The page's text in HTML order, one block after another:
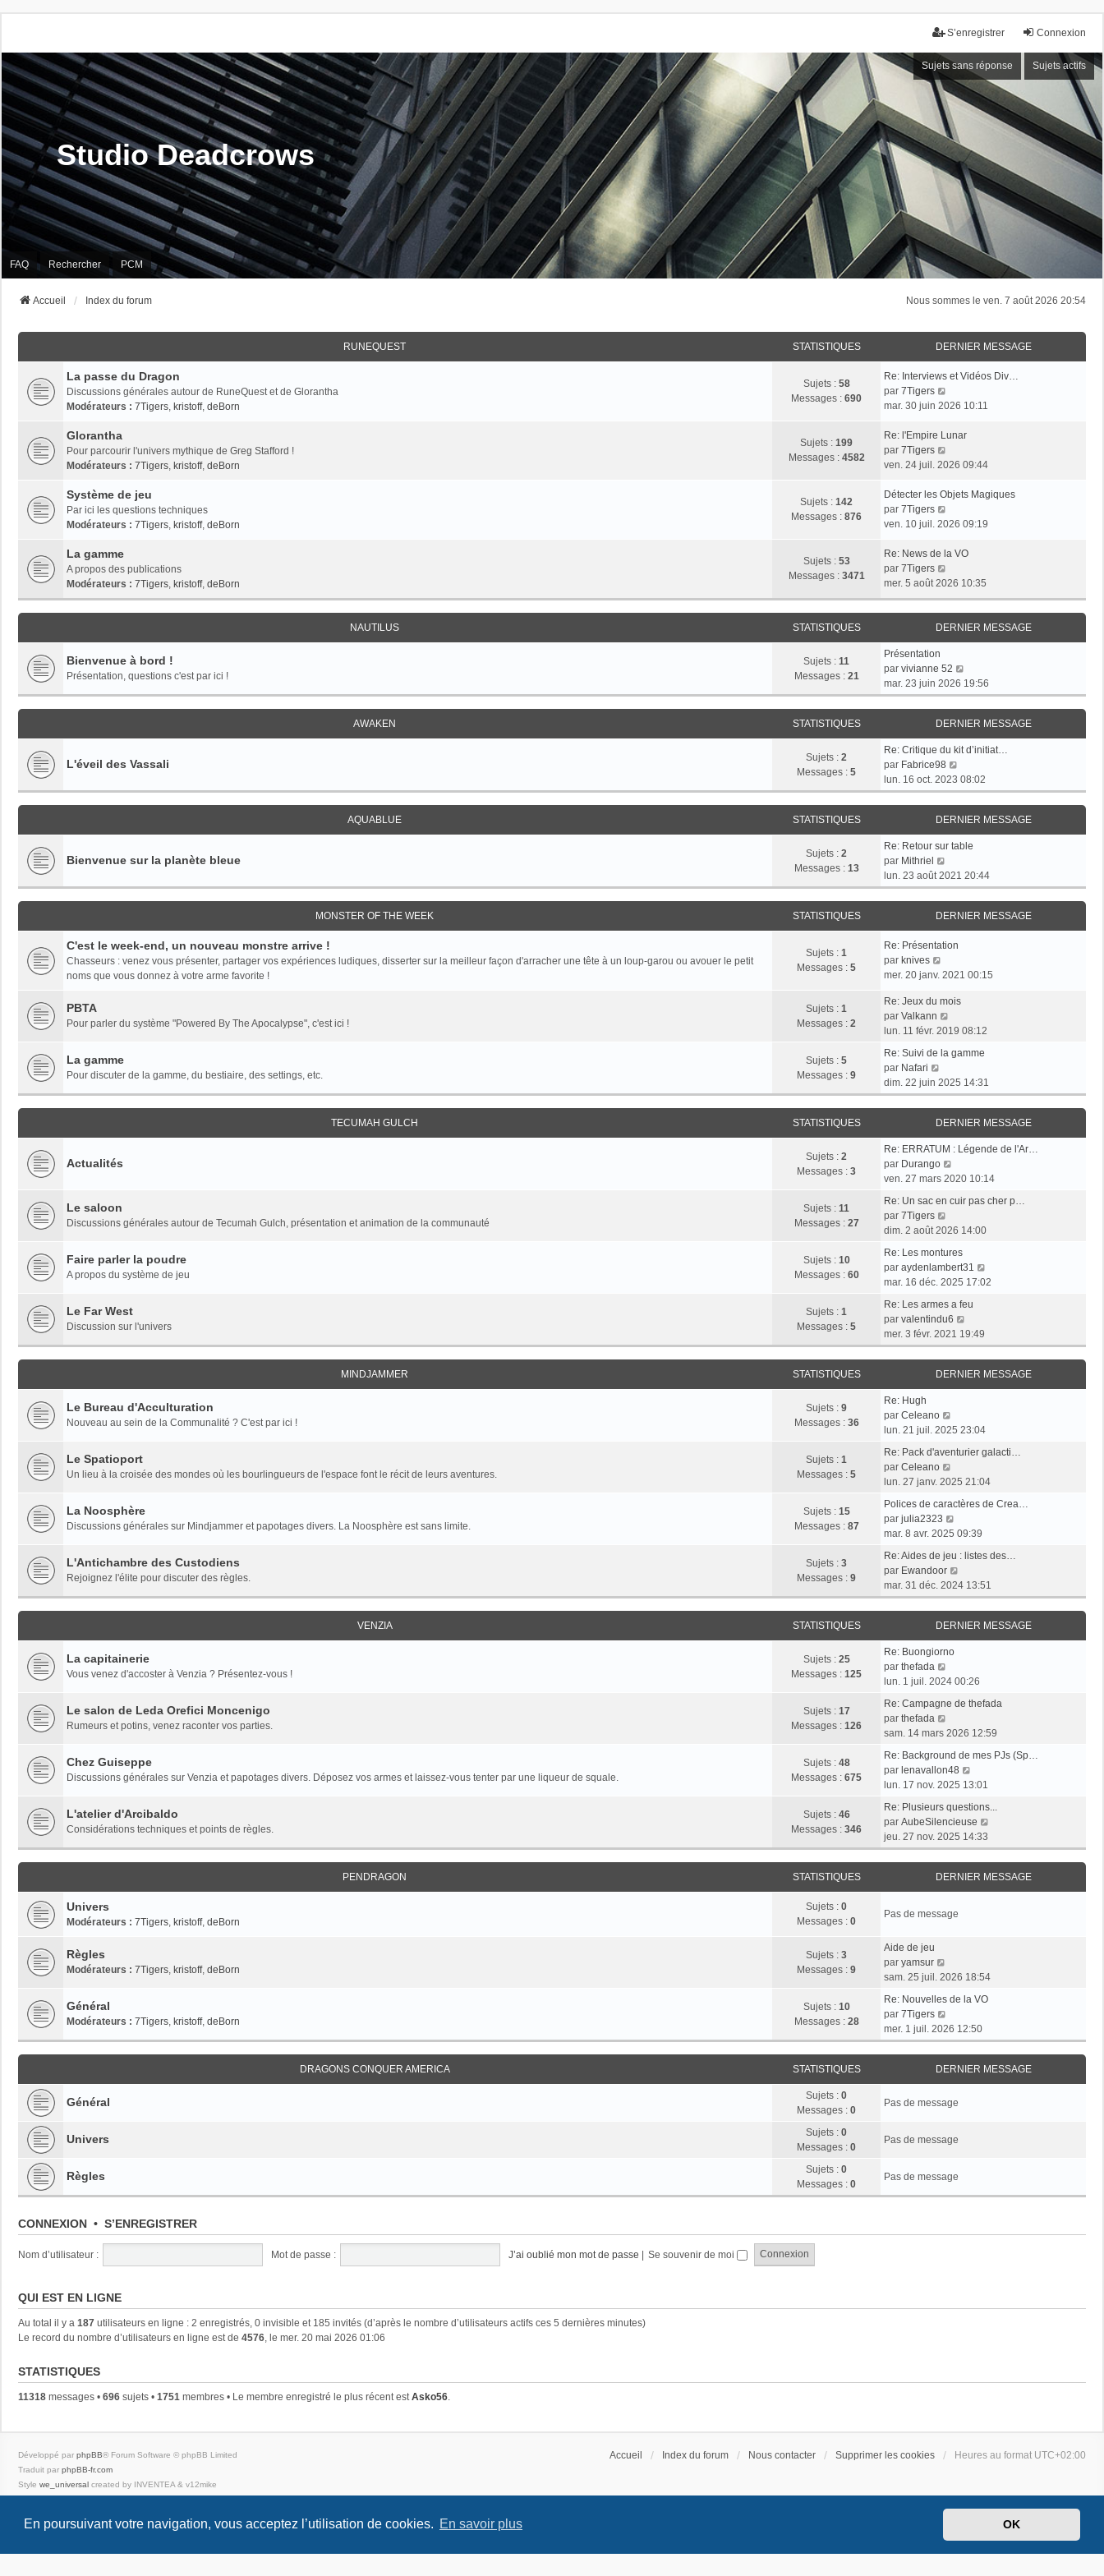
En poursuivant votre navigation, vous acceptez l’utilisation de cookies. En savoir plus OK
Connexion
S’enregistrer
Sujets sans réponse Sujets actifs
Studio Deadcrows
FAQ Rechercher PCM
Nous sommes le ven. 7 août 2026 20:54
Accueil Index du forum
RUNEQUEST STATISTIQUES DERNIER MESSAGE
La passe du Dragon
Discussions générales autour de RuneQuest et de Glorantha
Modérateurs : 7Tigers, kristoff, deBorn
Sujets : 58
Messages : 690
Re: Interviews et Vidéos Div…
par 7Tigers
o
r
e
e
n
e
m
e
s
s
a
e
mar. 30 juin 2026 10:11
Glorantha
Pour parcourir l'univers mythique de Greg Stafford !
Modérateurs : 7Tigers, kristoff, deBorn
Sujets : 199
Messages : 4582
Re: l'Empire Lunar
par 7Tigers
o
r
e
e
n
i
e
r
m
s
s
a
e
ven. 24 juil. 2026 09:44
Système de jeu
Par ici les questions techniques
Modérateurs : 7Tigers, kristoff, deBorn
Sujets : 142
Messages : 876
Détecter les Objets Magiques
par 7Tigers
o
r
e
d
e
r
n
e
r
m
s
s
a
g
e
ven. 10 juil. 2026 09:19
La gamme
A propos des publications
Modérateurs : 7Tigers, kristoff, deBorn
Sujets : 53
Messages : 3471
Re: News de la VO
par 7Tigers
o
i
r
l
e
e
r
n
e
r
m
e
s
s
a
g
e
mer. 5 août 2026 10:35
NAUTILUS STATISTIQUES DERNIER MESSAGE
Bienvenue à bord !
Présentation, questions c'est par ici !
Sujets : 11
Messages : 21
Présentation
par vivianne 52
o
i
r
l
e
d
r
i
r
e
s
s
a
g
mar. 23 juin 2026 19:56
AWAKEN STATISTIQUES DERNIER MESSAGE
L'éveil des Vassali Sujets : 2
Messages : 5
Re: Critique du kit d’initiat…
par Fabrice98
o
i
r
l
e
d
r
i
e
s
g
lun. 16 oct. 2023 08:02
AQUABLUE STATISTIQUES DERNIER MESSAGE
Bienvenue sur la planète bleue Sujets : 2
Messages : 13
Re: Retour sur table
par Mithriel
o
i
r
l
e
d
r
i
e
r
m
s
s
a
g
e
lun. 23 août 2021 20:44
MONSTER OF THE WEEK STATISTIQUES DERNIER MESSAGE
C'est le week-end, un nouveau monstre arrive !
Chasseurs : venez vous présenter, partager vos expériences ludiques, disserter sur la meilleur façon d'arracher une tête à un loup-garou ou avouer le petit
noms que vous donnez à votre arme favorite !
Sujets : 1
Messages : 5
Re: Présentation
par knives
o
r
l
e
d
r
n
i
e
r
m
e
s
s
a
g
mer. 20 janv. 2021 00:15
PBTA
Pour parler du système "Powered By The Apocalypse", c'est ici !
Sujets : 1
Messages : 2
Re: Jeux du mois
par Valkann
o
r
e
e
n
i
e
m
s
s
a
g
lun. 11 févr. 2019 08:12
La gamme
Pour discuter de la gamme, du bestiaire, des settings, etc.
Sujets : 5
Messages : 9
Re: Suivi de la gamme
par Nafari
o
i
r
l
e
d
e
r
n
i
e
m
e
s
s
a
g
e
dim. 22 juin 2025 14:31
TECUMAH GULCH STATISTIQUES DERNIER MESSAGE
Actualités Sujets : 2
Messages : 3
Re: ERRATUM : Légende de l'Ar…
par Durango
o
r
e
d
e
r
i
e
r
e
g
ven. 27 mars 2020 10:14
Le saloon
Discussions générales autour de Tecumah Gulch, présentation et animation de la communauté
Sujets : 11
Messages : 27
Re: Un sac en cuir pas cher p…
par 7Tigers
o
r
l
e
d
e
r
n
i
e
r
e
s
s
a
g
dim. 2 août 2026 14:00
Faire parler la poudre
A propos du système de jeu
Sujets : 10
Messages : 60
Re: Les montures
par aydenlambert31
o
e
m
s
s
mar. 16 déc. 2025 17:02
Le Far West
Discussion sur l'univers
Sujets : 1
Messages : 5
Re: Les armes a feu
par valentindu6
o
i
r
l
e
r
n
e
m
s
s
g
e
mer. 3 févr. 2021 19:49
MINDJAMMER STATISTIQUES DERNIER MESSAGE
Le Bureau d'Acculturation
Nouveau au sein de la Communalité ? C'est par ici !
Sujets : 9
Messages : 36
Re: Hugh
par Celeano
o
r
e
d
e
r
i
e
r
e
s
g
lun. 21 juil. 2025 23:04
Le Spatioport
Un lieu à la croisée des mondes où les bourlingueurs de l'espace font le récit de leurs aventures.
Sujets : 1
Messages : 5
Re: Pack d'aventurier galacti…
par Celeano
o
r
l
e
d
e
r
n
i
e
r
m
s
s
g
lun. 27 janv. 2025 21:04
La Noosphère
Discussions générales sur Mindjammer et papotages divers. La Noosphère est sans limite.
Sujets : 15
Messages : 87
Polices de caractères de Crea…
par julia2323
o
r
l
e
e
e
m
s
s
a
g
mar. 8 avr. 2025 09:39
L'Antichambre des Custodiens
Rejoignez l'élite pour discuter des règles.
Sujets : 3
Messages : 9
Re: Aides de jeu : listes des…
par Ewandoor
o
i
r
l
e
r
n
e
m
e
s
s
a
g
e
mar. 31 déc. 2024 13:51
VENZIA STATISTIQUES DERNIER MESSAGE
La capitainerie
Vous venez d'accoster à Venzia ? Présentez-vous !
Sujets : 25
Messages : 125
Re: Buongiorno
par thefada
o
r
e
d
e
r
i
e
r
e
a
lun. 1 juil. 2024 00:26
Le salon de Leda Orefici Moncenigo
Rumeurs et potins, venez raconter vos parties.
Sujets : 17
Messages : 126
Re: Campagne de thefada
par thefada
o
r
l
e
d
e
r
n
i
e
r
m
g
e
sam. 14 mars 2026 12:59
Chez Guiseppe
Discussions générales sur Venzia et papotages divers. Déposez vos armes et laissez-vous tenter par une liqueur de squale.
Sujets : 48
Messages : 675
Re: Background de mes PJs (Sp…
par lenavallon48
o
r
l
e
e
e
s
g
lun. 17 nov. 2025 13:01
L'atelier d'Arcibaldo
Considérations techniques et points de règles.
Sujets : 46
Messages : 346
Re: Plusieurs questions...
par AubeSilencieuse
i
r
l
e
e
s
s
a
g
jeu. 27 nov. 2025 14:33
PENDRAGON STATISTIQUES DERNIER MESSAGE
Univers
Modérateurs : 7Tigers, kristoff, deBorn
Sujets : 0
Messages : 0
Pas de message
Règles
Modérateurs : 7Tigers, kristoff, deBorn
Sujets : 3
Messages : 9
Aide de jeu
par yamsur
o
r
e
e
i
r
s
s
sam. 25 juil. 2026 18:54
Général
Modérateurs : 7Tigers, kristoff, deBorn
Sujets : 10
Messages : 28
Re: Nouvelles de la VO
par 7Tigers
o
i
r
l
e
d
n
e
s
mer. 1 juil. 2026 12:50
DRAGONS CONQUER AMERICA STATISTIQUES DERNIER MESSAGE
Général Sujets : 0
Messages : 0
Pas de message
Univers Sujets : 0
Messages : 0
Pas de message
Règles Sujets : 0
Messages : 0
Pas de message
CONNEXION • S’ENREGISTRER
Nom d’utilisateur : Mot de passe : J’ai oublié mon mot de passe | Se souvenir de moi
QUI EST EN LIGNE
Au total il y a 187 utilisateurs en ligne : 2 enregistrés, 0 invisible et 185 invités (d’après le nombre d’utilisateurs actifs ces 5 dernières minutes)
Le record du nombre d’utilisateurs en ligne est de 4576, le mer. 20 mai 2026 01:06
STATISTIQUES
11318 messages • 696 sujets • 1751 membres • Le membre enregistré le plus récent estAsko56.
Accueil Index du forum Nous contacter Supprimer les cookies Heures au format UTC+02:00
Développé par phpBB® Forum Software © phpBB Limited
Traduit par phpBB-fr.com
Style we_universal created by INVENTEA & v12mike